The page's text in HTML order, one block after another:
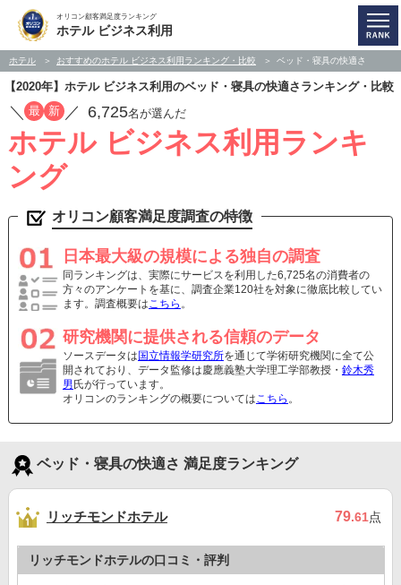
オリコン顧客満足度ランキング
ホテル ビジネス利用
ホテル おすすめのホテル ビジネス利用ランキング・比較 ベッド・寝具の快適さ
【2020年】ホテル ビジネス利用のベッド・寝具の快適さランキング・比較
／ 最 新 ／ 6,725名が選んだ
ホテル ビジネス利用ランキ
ング
オリコン顧客満足度調査の特徴
日本最大級の規模による独自の調査
同ランキングは、実際にサービスを利用した6,725名の消費者の
方々のアンケートを基に、調査企業120社を対象に徹底比較してい
ます。調査概要はこちら 。
研究機関に提供される信頼のデータ
ソースデータは 国立情報学研究所を通じて学術研究機関に全て公
開されており、データ監修は慶應義塾大学理工学部教授・ 鈴木秀
男 氏が行っています。
オリコンのランキングの概要についてはこちら 。
ベッド・寝具の快適さ 満足度ランキング
リッチモンドホテル 79.61点
リッチモンドホテルの口コミ・評判